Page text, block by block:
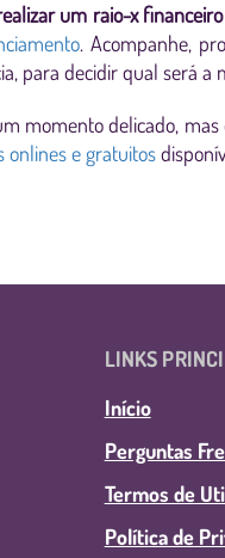
um raio-x
. Acompanhe,
para decidir qual será a
momento delicado,
onlines e gratuitos
LINKS
Início
Perguntas
Termos de
Política de